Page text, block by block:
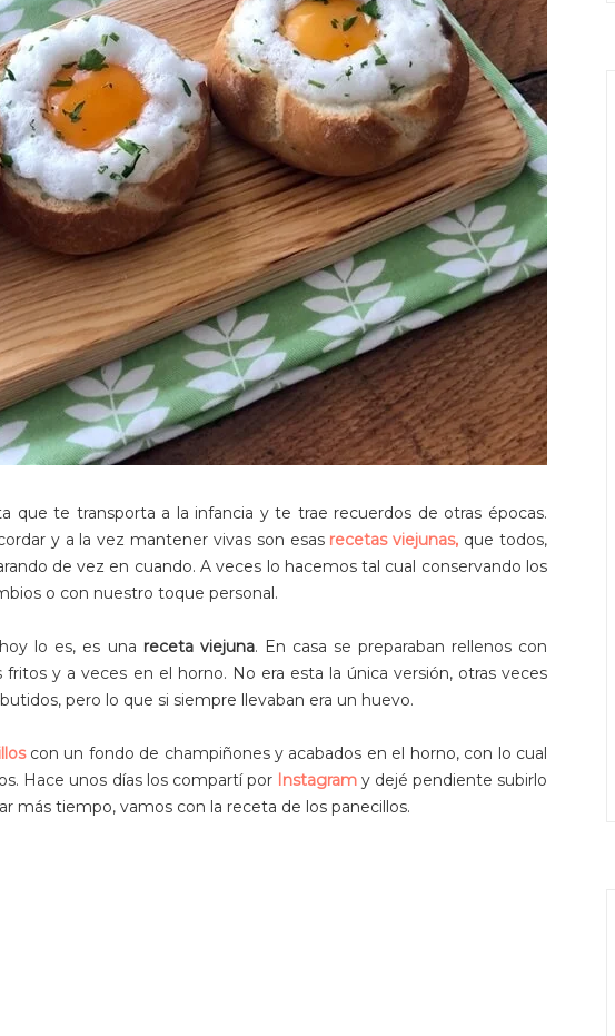
que te transporta a la infancia y te trae recuerdos de otras épocas.
y a la vez mantener vivas son esas recetas viejunas, que todos,
de vez en cuando. A veces lo hacemos tal cual conservando los
o con nuestro toque personal.
lo es, es una receta viejuna. En casa se preparaban rellenos con
fritos y a veces en el horno. No era esta la única versión, otras veces
pero lo que si siempre llevaban era un huevo.
con un fondo de champiñones y acabados en el horno, con lo cual
Hace unos días los compartí por Instagram y dejé pendiente subirlo
más tiempo, vamos con la receta de los panecillos.